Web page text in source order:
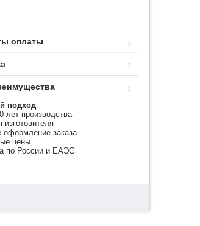
оплаты
подход
лет производства
изготовителя
оформление заказа
цены
по России и ЕАЭС